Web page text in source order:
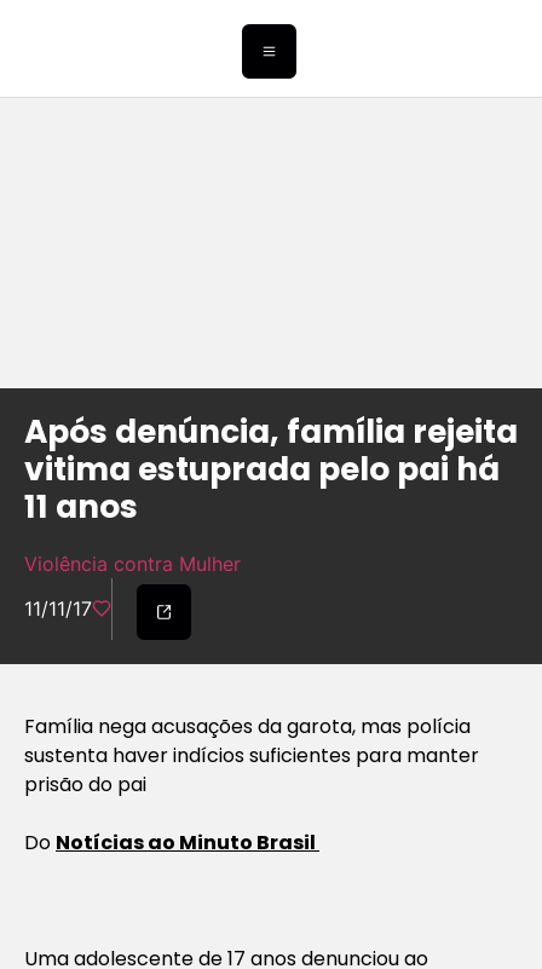
Após denúncia, família rejeita
vitima estuprada pelo pai há
11 anos
Violência contra Mulher
11/11/17
Família nega acusações da garota, mas polícia
sustenta haver indícios suficientes para manter
prisão do pai
Do Notícias ao Minuto Brasil
Uma adolescente de 17 anos denunciou ao